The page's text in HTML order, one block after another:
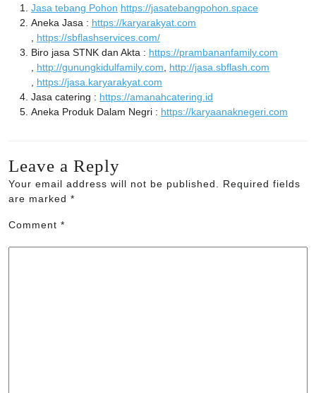
Jasa tebang Pohon https://jasatebangpohon.space
Aneka Jasa : https://karyarakyat.com
, https://sbflashservices.com/
Biro jasa STNK dan Akta : https://prambananfamily.com
, http://gunungkidulfamily.com, http://jasa.sbflash.com
, https://jasa.karyarakyat.com
Jasa catering : https://amanahcatering.id
Aneka Produk Dalam Negri : https://karyaanaknegeri.com
Leave a Reply
Your email address will not be published. Required fields
are marked *
Comment *